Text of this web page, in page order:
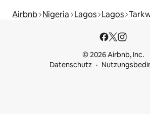
Airbnb Nigeria Lagos Lagos
© 2026 Airbnb, Inc.
Datenschutz